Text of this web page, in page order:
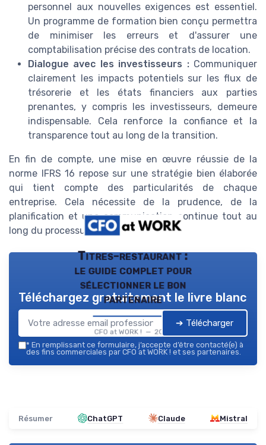
personnel aux nouvelles exigences est essentiel.
Un programme de formation bien conçu permettra
de minimiser les erreurs et d'assurer une
comptabilisation précise des contrats de location.
Dialogue avec les investisseurs :Communiquer
clairement les impacts potentiels sur les flux de
trésorerie et les états financiers aux parties
prenantes, y compris les investisseurs, demeure
indispensable. Cela renforce la confiance et la
transparence tout au long de la transition.
En fin de compte, une mise en œuvre réussie de la
norme IFRS 16 repose sur une stratégie bien élaborée
qui tient compte des particularités de chaque
entreprise. Cela nécessite de la prudence, de la
planification et une communication continue tout au
long du processus de transition.
Titres-restaurant :
le guide complet pour
sélectionner le bon
partenaire
CFO at WORK ! — 2026
Téléchargez gratuitement le livre blanc
➔ Télécharger
* En remplissant ce formulaire, j’accepte d’être contacté(e) à
des fins commerciales par CFO at WORK ! et ses partenaires.
Résumer ChatGPT Claude Mistral